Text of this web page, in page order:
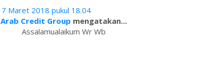
7 Maret 2018 pukul 18.04
Arab Credit Group mengatakan...
Assalamualaikum Wr Wb